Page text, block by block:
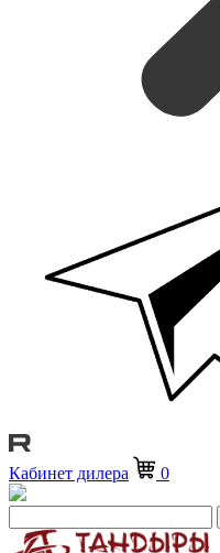
Кабинет дилера 0